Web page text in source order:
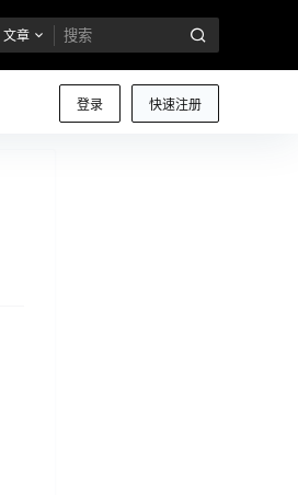
文章
登录 快速注册